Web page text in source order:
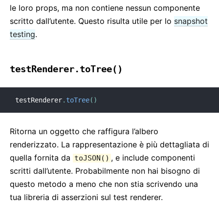
le loro props, ma non contiene nessun componente
scritto dall’utente. Questo risulta utile per lo snapshot
testing.
testRenderer.toTree()
testRenderer. toTree( )
Ritorna un oggetto che raffigura l’albero
renderizzato. La rappresentazione è più dettagliata di
quella fornita da toJSON() , e include componenti
scritti dall’utente. Probabilmente non hai bisogno di
questo metodo a meno che non stia scrivendo una
tua libreria di asserzioni sul test renderer.